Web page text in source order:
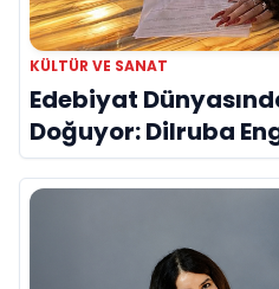
KÜLTÜR VE SANAT
Edebiyat
Doğuyor: Dilruba
Evreni ‘AVENOİR’